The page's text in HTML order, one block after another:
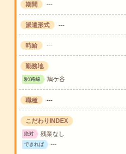
期間 ---
派遣形式 ---
時給 ---
勤務地
駅/路線 鳩ケ谷
職種 ---
こだわりINDEX
絶対 残業なし
できれば ---